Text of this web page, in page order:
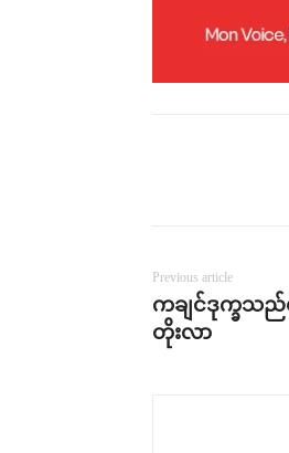
Previous article
ကချင်ဒုက္ခသည်စ
တိုးလာ